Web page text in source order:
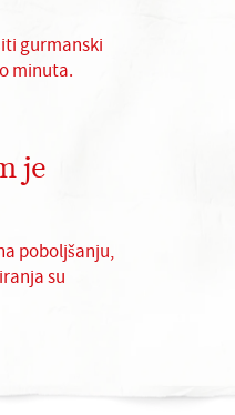
gurmanski
minuta.
je
poboljšanju,
su